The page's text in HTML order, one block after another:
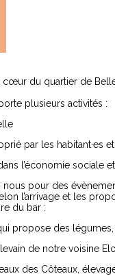
cœur du quartier de
plusieurs activités :
par les habitant·es
l’économie sociale
pour des
l’arrivage et les
du bar :
propose des
de notre voisine
des Côteaux,